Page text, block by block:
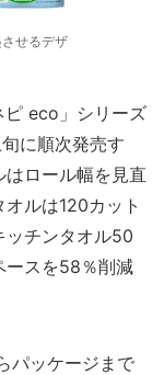
せるデザ
eco」シリーズ
に順次発売す
ロール幅を見直
ルは120カット
ッチンタオル50
ースを58％削減
パッケージまで